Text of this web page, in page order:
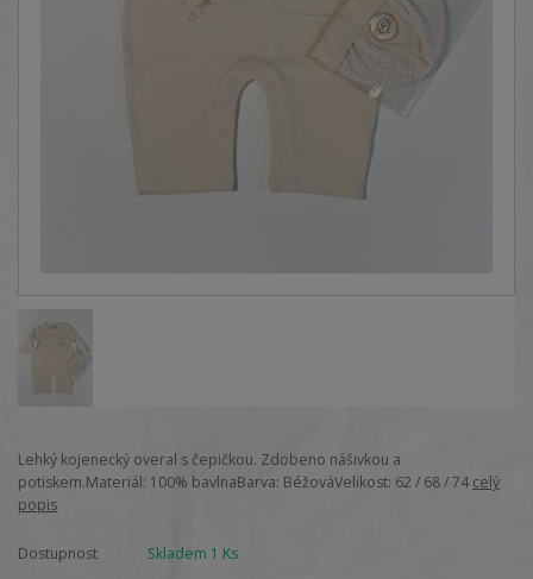
Lehký kojenecký overal s čepičkou. Zdobeno nášivkou a
potiskem.Materiál: 100% bavlnaBarva: BéžováVelikost: 62 / 68 / 74 celý
popis
Dostupnost
Skladem 1 Ks